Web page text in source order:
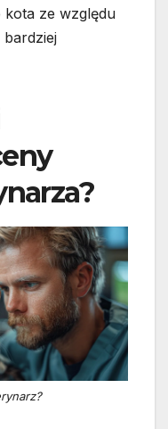
kota ze względu